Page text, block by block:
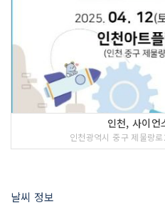
인천, 사이언
인천광역시 중구 제물량
날씨 정보